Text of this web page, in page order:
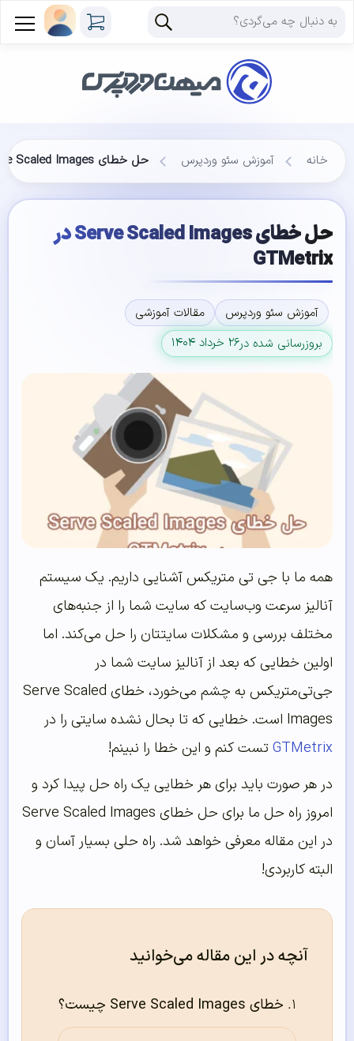
خانه آموزش سئو وردپرس حل خطای Serve Scaled Images در GTMetrix
حل خطای Serve Scaled Images در
GTMetrix
آموزش سئو وردپرس
مقالات آموزشی
بروزرسانی شده در۲۶ خرداد ۱۴۰۴
همه ما با جی تی متریکس آشنایی داریم. یک سیستم
آنالیز سرعت وب‌سایت که سایت شما را از جنبه‌های
مختلف بررسی و مشکلات سایتتان را حل می‌کند. اما
اولین خطایی که بعد از آنالیز سایت شما در
جی‌تی‌متریکس به چشم می‌خورد، خطای Serve Scaled
Images است. خطایی که تا بحال نشده سایتی را در
GTMetrixتست کنم و این خطا را نبینم!
در هر صورت باید برای هر خطایی یک راه حل پیدا کرد و
امروز راه حل ما برای حل خطای Serve Scaled Images
در این مقاله معرفی خواهد شد. راه حلی بسیار آسان و
البته کاربردی!
آنچه در این مقاله می‌خوانید
خطای Serve Scaled Images چیست؟